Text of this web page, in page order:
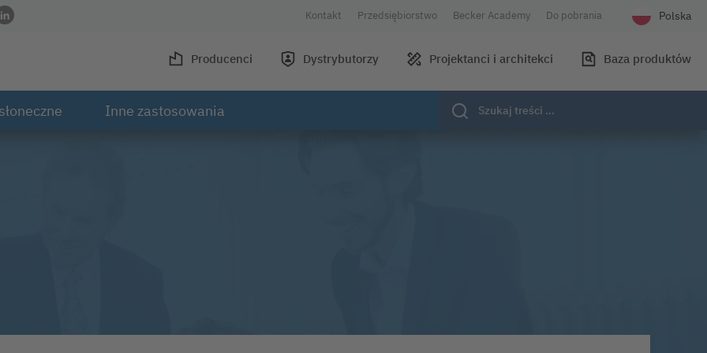
FacebookInstagram
w serwisie Youtube
profilu w serwisie Xing
Link do profilu w serwisie LinkedIn Kontakt Przedsiębiorstwo Becker Academy Do pobrania Polska
Producenci Dystrybutorzy Projektanci i architekci Baza produktów
Inne zastosowania